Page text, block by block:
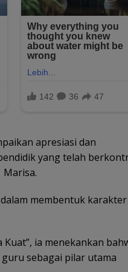
apresiasi dan
yang telah
membentuk
ia menekankan
sebagai pilar utama